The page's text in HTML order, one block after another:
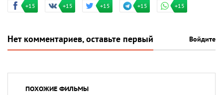
+15 +15 +15 +15 +15
Нет комментариев, оставьте первый Войдите
ПОХОЖИЕ ФИЛЬМЫ